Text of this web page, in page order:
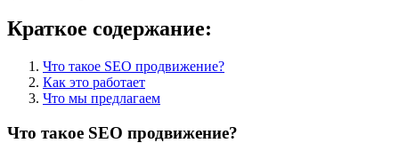
Краткое содержание:
Что такое SEO продвижение?
Как это работает
Что мы предлагаем
Что такое SEO продвижение?